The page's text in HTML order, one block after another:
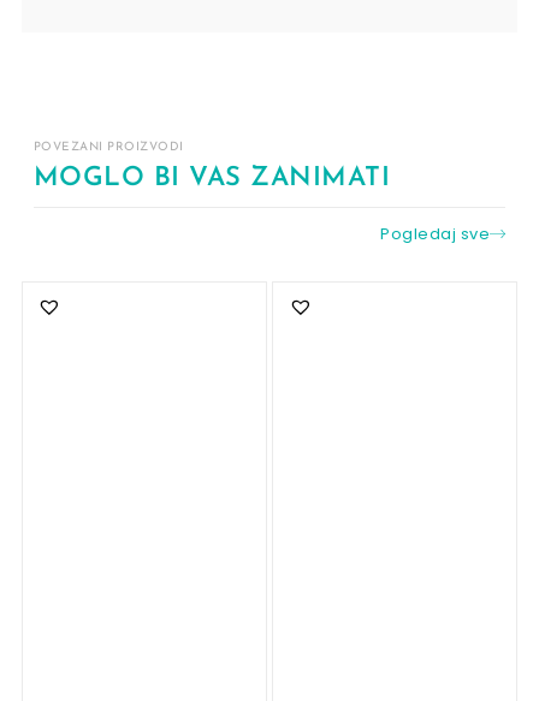
POVEZANI PROIZVODI
MOGLO BI VAS ZANIMATI
Pogledaj sve